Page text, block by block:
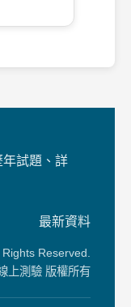
試題、詳
最新資料
Reserved.
上測驗 版權所有